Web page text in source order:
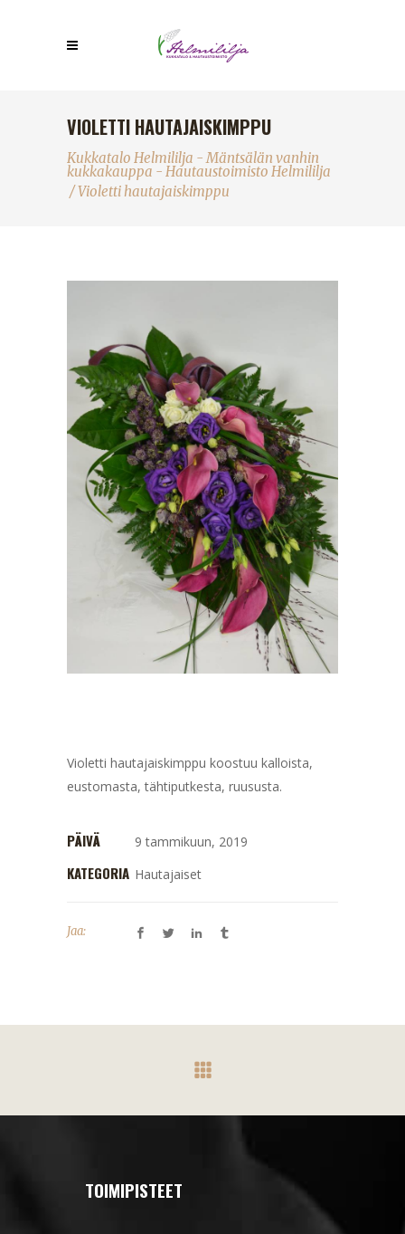
VIOLETTI HAUTAJAISKIMPPU
Kukkatalo Helmililja - Mäntsälän vanhin
kukkakauppa - Hautaustoimisto Helmililja
/Violetti hautajaiskimppu
Violetti hautajaiskimppu koostuu kalloista,
eustomasta, tähtiputkesta, ruususta.
PÄIVÄ 9 tammikuun, 2019
KATEGORIA Hautajaiset
Jaa:
TOIMIPISTEET